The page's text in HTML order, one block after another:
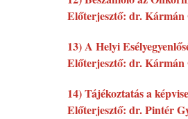
Előterjesztő: dr. Kármán
13) A Helyi
Előterjesztő: dr. Kármán
14) Tájékoztatás a
Előterjesztő: dr. Pintér